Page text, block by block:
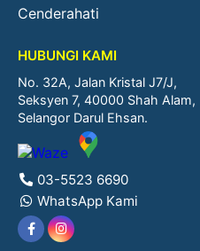
Cenderahati
HUBUNGI KAMI
No. 32A, Jalan Kristal J7/J,
Seksyen 7, 40000 Shah Alam,
Selangor Darul Ehsan.
03-5523 6690
WhatsApp Kami